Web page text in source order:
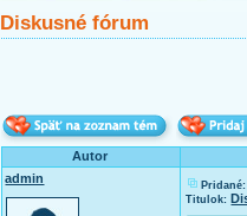
Diskusné fórum
Autor
admin
Pridané:
Titulok: